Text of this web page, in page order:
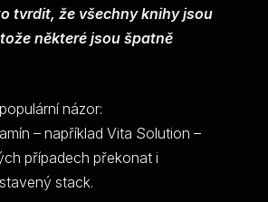
tvrdit, že všechny knihy jsou
některé jsou špatně
názor:
– například Vita Solution –
případech překonat i
stack.